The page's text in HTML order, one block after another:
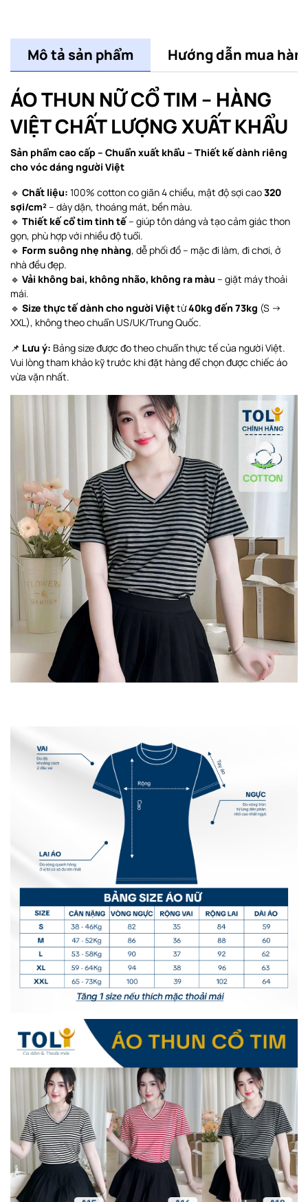
Mô tả sản phẩm Hướng dẫn mua
ÁO THUN NỮ CỔ TIM – HÀNG
VIỆT CHẤT LƯỢNG XUẤT KHẨU
Sản phẩm cao cấp – Chuẩn xuất khẩu – Thiết kế dành riêng
cho vóc dáng người Việt
🔹 Chất liệu: 100% cotton co giãn 4 chiều, mật độ sợi cao320
sợi/cm²– dày dặn, thoáng mát, bền màu.
🔹 Thiết kế cổ tim tinh tế– giúp tôn dáng và tạo cảm giác thon
gọn, phù hợp với nhiều độ tuổi.
🔹 Form suông nhẹ nhàng, dễ phối đồ – mặc đi làm, đi chơi, ở
nhà đều đẹp.
🔹 Vải không bai, không nhão, không ra màu – giặt máy thoải
mái.
🔹 Size thực tế dành cho người Việttừ40kg đến 73kg (S →
XXL), không theo chuẩn US/UK/Trung Quốc.
📌 Lưu ý: Bảng size được đo theo chuẩn thực tế của người Việt.
Vui lòng tham khảo kỹ trước khi đặt hàng để chọn được chiếc áo
vừa vặn nhất.